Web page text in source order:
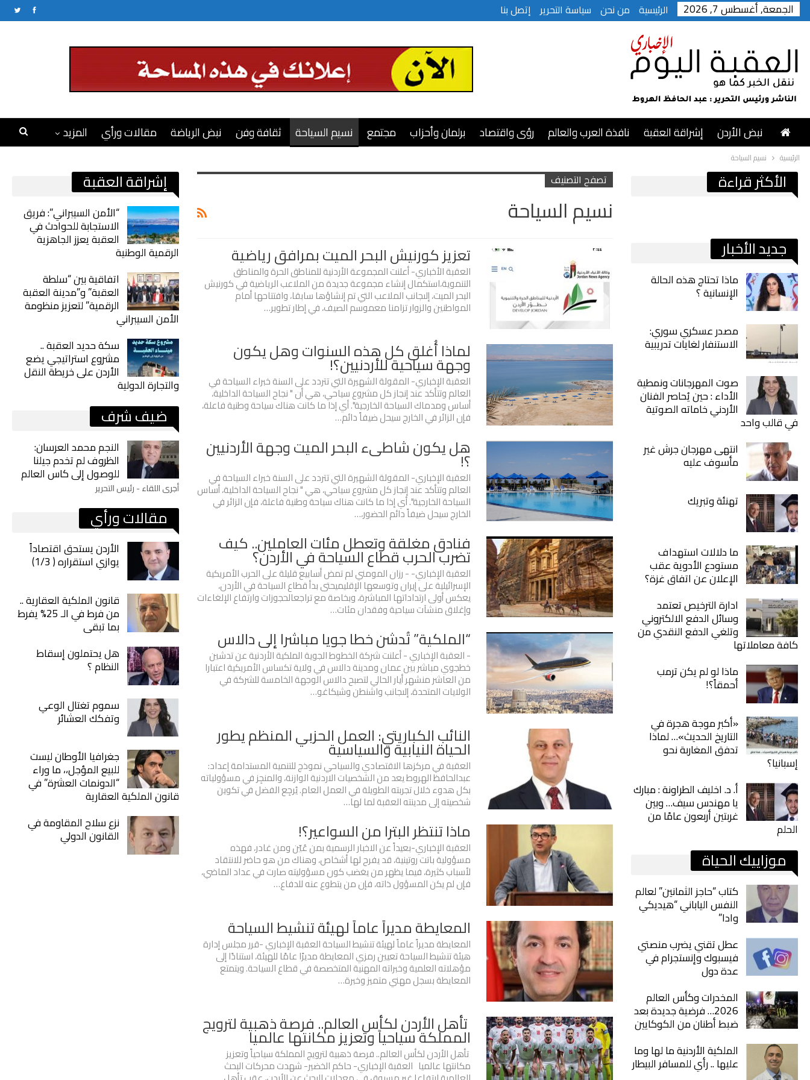
الجمعة, أغسطس 7, 2026 الرئيسية من نحن سياسة التحرير إتصل بنا
نبض الأردن إشراقة العقبة نافذة العرب والعالم رؤى واقتصاد برلمان وأحزاب مجتمع نسيم السياحة ثقافة وفن نبض الرياضة مقالات ورأي المزيد
الرئيسية نسيم السياحة
تصفح التصنيف
نسيم السياحة
تعزيز كورنيش البحر الميت بمرافق رياضية
العقبة الأخباري- أعلنت المجموعة الأردنية للمناطق الحرة والمناطق
التنموية،استكمال إنشاء مجموعة جديدة من الملاعب الرياضية في كورنيش
البحر الميت، إلىجانب الملاعب التي تم إنشاؤها سابقا، وافتتاحها أمام
المواطنين والزوار تزامنا معموسم الصيف، في إطار تطوير…
لماذا أُغلق كل هذه السنوات وهل يكون
وجهة سياحية للأردنيين؟!
العقبة الإخباري- المقولة الشهيرة التي تتردد على السنة خبراء السياحة في
العالم وتتأكد عند إنجاز كل مشروع سياحي، هي أن " نجاح السياحة الداخلية،
أساس ومدماك السياحة الخارجية". أي إذا ما كانت هناك سياحة وطنية فاعلة،
فإن الزائر في الخارج سيحل ضيفاً دائم…
هل يكون شاطىء البحر الميت وجهة الأردنيين
؟!
العقبة الإخباري- المقولة الشهيرة التي تتردد على السنة خبراء السياحة في
العالم وتتأكد عند إنجاز كل مشروع سياحي، هي " نجاح السياحة الداخلية، أساس
السياحة الخارجية". أي إذا ما كانت هناك سياحة وطنية فاعلة، فإن الزائر في
الخارج سيحل ضيفاً دائم الحضور،…
فنادق مغلقة وتعطل مئات العاملين.. كيف
تضرب الحرب قطاع السياحة في الأردن؟
العقبة الإخباري- - رزان المومني لم تمض أسابيع قليلة على الحرب الأمريكية
الإسرائيلية على إيران وتوسعها الإقليميحتى بدأ قطاع السياحة في الأردن،
يعكس أولى ارتداداتها المباشرة، وبخاصة مع تراجعالحجوزات وارتفاع الإلغاءات
وإغلاق منشآت سياحية وفقدان مئات…
“الملكية” تُدشن خطا جويا مباشرا إلى دالاس
- العقبة الإخباري - أعلنت شركة الخطوط الجوية الملكية الأردنية عن تدشين
خطجوي مباشر بين عمان ومدينة دالاس في ولاية تكساس الأمريكية اعتبارا
من العاشر منشهر أيار الحالي لتصبح دالاس الوجهة الخامسة للشركة في
الولايات المتحدة، إلىجانب واشنطن وشيكاغو…
النائب الكباريتي: العمل الحزبي المنظم يطور
الحياة النيابية والسياسية
العقبة في مركزها الاقتصادي والسياحي نموذج للتنمية المستدامة إعداد:
عبدالحافظ الهروط يعد من الشخصيات الاردنية الوازنة، والمنجِز في مسؤولياته
بكل هدوء خلال تجربته الطويلة في العمل العام. يُرجِع الفضل في تكوين
شخصيته إلى مدينته العقبة لما لها…
ماذا تنتظر البترا من السواعير؟!
العقبة الإخباري-بعيداً عن الاخبار الرسمية بمن عُيّن ومن غادر، فهذه
مسؤولية باتت روتينية، قد يفرح لها أشخاص، وهناك من هو حاضر للانتقاد
لأسباب كثيرة، فيما يظهر من يغضب كون مسؤوليته صارت في عداد الماضي،
فإن لم يكن المسؤول ذاته، فإن من يتطوع عنه للدفاع…
المعايطة مديراً عاماً لهيئة تنشيط السياحة
المعايطة مديراً عاماً لهيئة تنشيط السياحة العقبة الإخباري -قرر مجلس إدارة
هيئة تنشيط السياحة تعيين رمزي المعايطة مديرًا عامًا للهيئة، استنادًا إلى
مؤهلاته العلمية وخبراته المهنية المتخصصة في قطاع السياحة. ويتمتع
المعايطة بسجل مهني متميز وخبرة…
‎ تأهل الأردن لكأس العالم.. فرصة ذهبية لترويج
المملكة سياحياً وتعزيز مكانتها عالميا
تأهل الأردن لكأس العالم.. فرصة ذهبية لترويج المملكة سياحياً وتعزيز
مكانتها عالميا العقبة الإخباري- حاكم الخضير- شهدت محركات البحث
إشراقة العقبة
“الأمن السيبراني”: فريق
الاستجابة للحوادث في
العقبة يعزز الجاهزية
الرقمية الوطنية
اتفاقية بين “سلطة
العقبة” و”مدينة العقبة
الرقمية” لتعزيز منظومة
الأمن السيبراني
سكة حديد العقبة ..
مشروع استراتيجي يضع
الأردن على خريطة النقل
والتجارة الدولية
ضيف شرف
النجم محمد العرسان:
الظروف لم تخدم جيلنا
للوصول إلى كاس العالم
أجرى اللقاء - رئيس التحرير
مقالات ورأي
الأردن يستحق اقتصاداً
يوازي استقراره ( 1/3)
قانون الملكية العقارية ..
من فرط في الـ 25% يفرط
بما تبقى
هل يحتملون إسقاط
النظام ؟
سموم تغتال الوعي
وتفكك العشائر
جغرافيا الأوطان ليست
للبيع المؤجل،، ما وراء
“الدونمات العشرة” في
قانون الملكية العقارية
نزع سلاح المقاومة في
القانون الدولي
الأكثر قراءة
جديد الأخبار
ماذا تحتاج هذه الحالة
الإنسانية ؟
مصدر عسكري سوري:
الاستنفار لغايات تدريبية
صوت المهرجانات ونمطية
الأداء : حين يُحاصر الفنان
الأردني خاماته الصوتية
في قالب واحد
انتهى مهرجان جرش غير
مأسوف عليه
تهنئة وتبريك
ما دلالات استهداف
مستودع الأدوية عقب
الإعلان عن اتفاق غزة؟
ادارة الترخيص تعتمد
وسائل الدفع الالكتروني
وتلغي الدفع النقدي من
كافة معاملاتها
ماذا لو لم يكن ترمب
أحمقاً؟!
«أكبر موجة هجرة في
التاريخ الحديث»… لماذا
تدفق المغاربة نحو
إسبانيا؟
أ. د. اخليف الطراونة : مبارك
يا مهندس سيف… وبين
غربتين أربعون عامًا من
الحلم
موزاييك الحياة
كتاب “حاجز الثمانين” لعالم
النفس الياباني “هيديكي
وادا”
عطل تقني يضرب منصتي
فيسبوك وإنستجرام في
عدة دول
المخدرات وكأس العالم
2026… فرضية جديدة بعد
ضبط أطنان من الكوكايين
الملكية الأردنية ما لها وما
عليها .. رأي للمسافر البيطار